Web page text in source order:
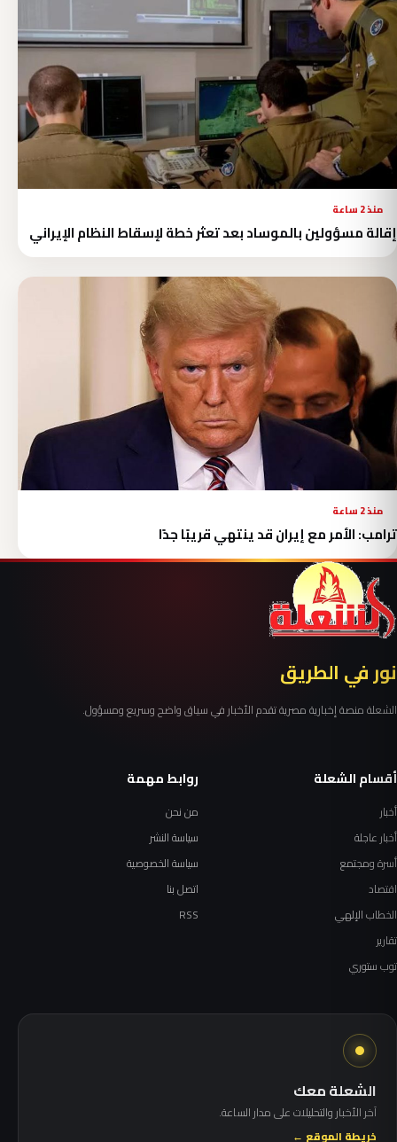
منذ 2 ساعة
إقالة مسؤولين بالموساد بعد تعثر خطة لإسقاط النظام الإيراني
منذ 2 ساعة
ترامب: الأمر مع إيران قد ينتهي قريبًا جدًا
نور في الطريق
الشعلة منصة إخبارية مصرية تقدم الأخبار في سياق واضح وسريع ومسؤول.
أقسام الشعلة
أخبار
أخبار عاجلة
أسرة ومجتمع
اقتصاد
الخطاب الإلهي
تقارير
توب ستوري
روابط مهمة
من نحن
سياسة النشر
سياسة الخصوصية
اتصل بنا
RSS
الشعلة معك
آخر الأخبار والتحليلات على مدار الساعة.
خريطة الموقع ←